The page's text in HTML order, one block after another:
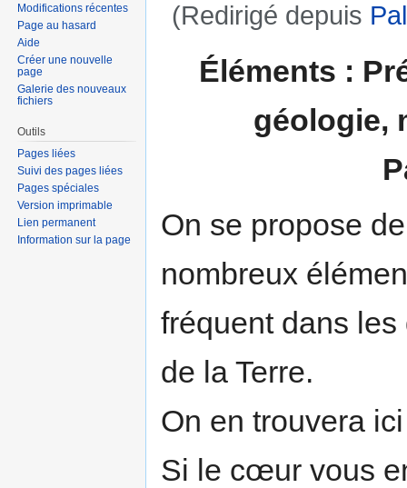
(Redirigé depuis
Éléments :
géologie,
On se propose
nombreux
fréquent dans
de la Terre.
On en trouvera
Si le cœur vous
Modifications récentes
Page au hasard
Aide
Créer une nouvelle
page
Galerie des nouveaux
fichiers
Outils
Pages liées
Suivi des pages liées
Pages spéciales
Version imprimable
Lien permanent
Information sur la page